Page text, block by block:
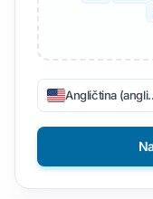
Angličtina